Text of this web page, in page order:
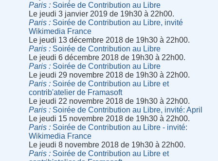
Paris
Soirée de Contribution au Libre
Le jeudi 3 janvier 2019 de 19h30 à 22h00.
Paris
Soirée de Contribution au Libre, invité
Wikimedia France
Le jeudi 13 décembre 2018 de 19h30 à 22h00.
Paris
Soirée de Contribution au Libre
Le jeudi 6 décembre 2018 de 19h30 à 22h00.
Paris
Soirée de Contribution au Libre
Le jeudi 29 novembre 2018 de 19h30 à 22h00.
Paris
Soirée de Contribution au Libre et
contrib'atelier de Framasoft
Le jeudi 22 novembre 2018 de 19h30 à 22h00.
Paris
Soirée de Contribution au Libre, invité: April
Le jeudi 15 novembre 2018 de 19h30 à 22h00.
Paris
Soirée de Contribution au Libre - invité:
Wikimedia France
Le jeudi 8 novembre 2018 de 19h30 à 22h00.
Paris
Soirée de Contribution au Libre et